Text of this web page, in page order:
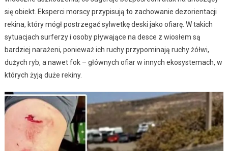
się obiekt. Eksperci morscy przypisują to zachowanie dezorientacji
rekina, który mógł postrzegać sylwetkę deski jako ofiarę. W takich
sytuacjach surferzy i osoby pływające na desce z wiosłem są
bardziej narażeni, ponieważ ich ruchy przypominają ruchy żółwi,
dużych ryb, a nawet fok – głównych ofiar w innych ekosystemach, w
których żyją duże rekiny.